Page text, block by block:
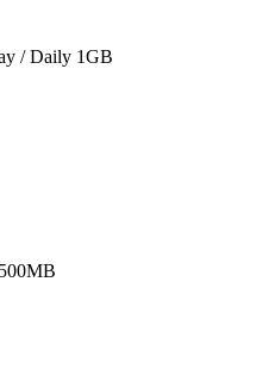
/ Daily 1GB